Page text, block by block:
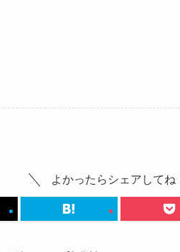
よかったらシェアしてね